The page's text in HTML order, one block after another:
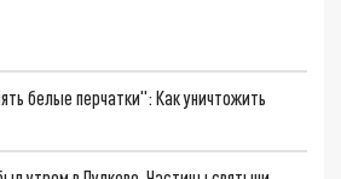
белые перчатки": Как уничтожить